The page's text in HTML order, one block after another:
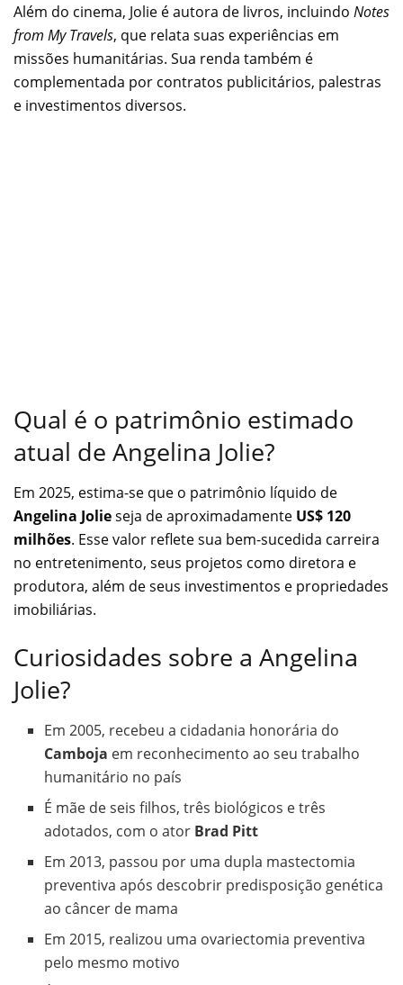
Além do cinema, Jolie é autora de livros, incluindo Notes
from My Travels, que relata suas experiências em
missões humanitárias. Sua renda também é
complementada por contratos publicitários, palestras
e investimentos diversos.
Qual é o patrimônio estimado
atual de Angelina Jolie?
Em 2025, estima-se que o patrimônio líquido de
Angelina Jolieseja de aproximadamente US$ 120
milhões. Esse valor reflete sua bem-sucedida carreira
no entretenimento, seus projetos como diretora e
produtora, além de seus investimentos e propriedades
imobiliárias.
Curiosidades sobre a Angelina
Jolie?
Em 2005, recebeu a cidadania honorária do
Camboja em reconhecimento ao seu trabalho
humanitário no país
É mãe de seis filhos, três biológicos e três
adotados, com o ator Brad Pitt
Em 2013, passou por uma dupla mastectomia
preventiva após descobrir predisposição genética
ao câncer de mama
Em 2015, realizou uma ovariectomia preventiva
pelo mesmo motivo